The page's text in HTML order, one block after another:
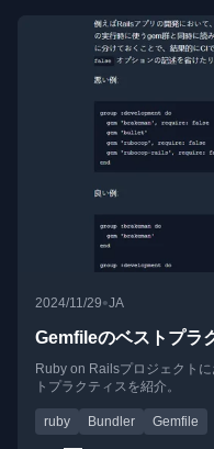
2024/11/29•JA
Gemfileのベストプラ
Ruby on Railsプロジェクト
トプラクティスを紹介。
ruby Bundler Gemfile